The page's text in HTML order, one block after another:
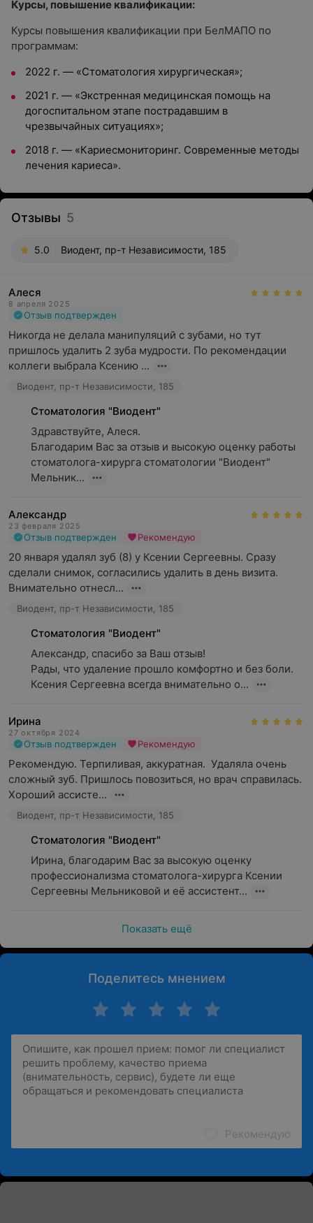
Курсы, повышение квалификации:
Курсы повышения квалификации при БелМАПО по
программам:
2022 г. — «Стоматология хирургическая»;
2021 г. — «Экстренная медицинская помощь на
догоспитальном этапе пострадавшим в
чрезвычайных ситуациях»;
2018 г. — «Кариесмониторинг. Современные методы
лечения кариеса».
Отзывы 5
5.0 Виодент, пр-т Независимости, 185
Алеся
8 апреля 2025
Отзыв подтвержден
Никогда не делала манипуляций с зубами, но тут
пришлось удалить 2 зуба мудрости. По рекомендации
коллеги выбрала Ксению ...
Виодент, пр-т Независимости, 185
Стоматология "Виодент"
Здравствуйте, Алеся.
Благодарим Вас за отзыв и высокую оценку работы
стоматолога-хирурга стоматологии "Виодент"
Мельник...
Александр
23 февраля 2025
Отзыв подтвержден Рекомендую
20 января удалял зуб (8) у Ксении Сергеевны. Сразу
сделали снимок, согласились удалить в день визита.
Внимательно отнесл...
Виодент, пр-т Независимости, 185
Стоматология "Виодент"
Александр, спасибо за Ваш отзыв!
Рады, что удаление прошло комфортно и без боли.
Ксения Сергеевна всегда внимательно о...
Ирина
27 октября 2024
Отзыв подтвержден Рекомендую
Рекомендую. Терпиливая, аккуратная.  Удаляла очень
сложный зуб. Пришлось повозиться, но врач справилась.
Хороший ассисте...
Виодент, пр-т Независимости, 185
Стоматология "Виодент"
Ирина, благодарим Вас за высокую оценку
профессионализма стоматолога-хирурга Ксении
Сергеевны Мельниковой и её ассистент...
Показать ещё
Поделитесь мнением
Рекомендую